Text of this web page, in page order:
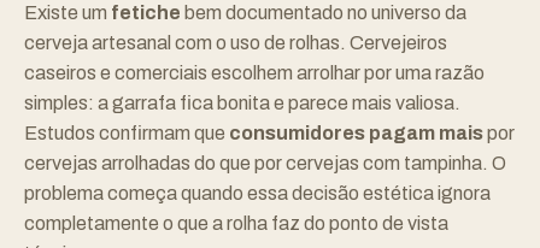
Existe um fetiche bem documentado no universo da
cerveja artesanal com o uso de rolhas. Cervejeiros
caseiros e comerciais escolhem arrolhar por uma razão
simples: a garrafa fica bonita e parece mais valiosa.
Estudos confirmam que consumidores pagam maispor
cervejas arrolhadas do que por cervejas com tampinha. O
problema começa quando essa decisão estética ignora
completamente o que a rolha faz do ponto de vista